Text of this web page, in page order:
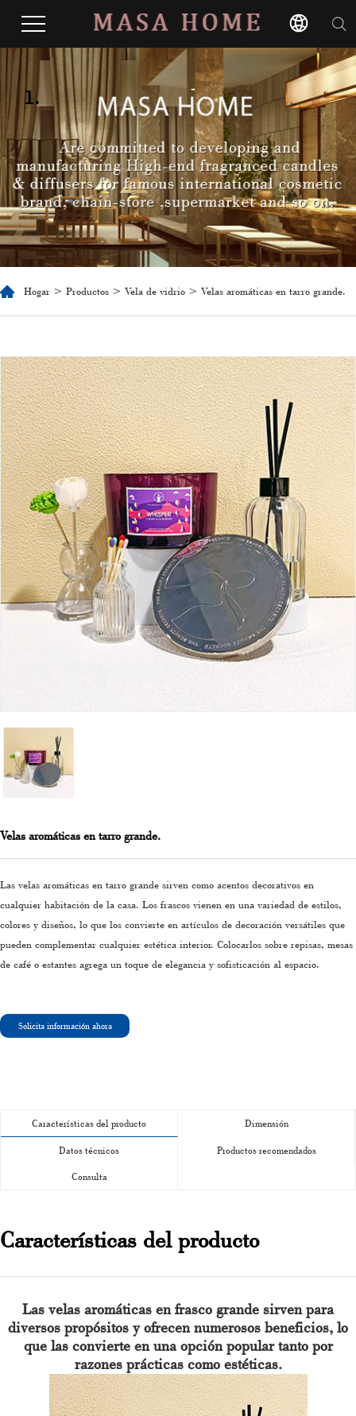
1.
Hogar > Productos > Vela de vidrio > Velas aromáticas en tarro grande.
Velas aromáticas en tarro grande.
Las velas aromáticas en tarro grande sirven como acentos decorativos en
cualquier habitación de la casa. Los frascos vienen en una variedad de estilos,
colores y diseños, lo que los convierte en artículos de decoración versátiles que
pueden complementar cualquier estética interior. Colocarlos sobre repisas, mesas
de café o estantes agrega un toque de elegancia y sofisticación al espacio.
Solicita información ahora
Características del producto Dimensión
Datos técnicos Productos recomendados
Consulta
Características del producto
Las velas aromáticas en frasco grande sirven para
diversos propósitos y ofrecen numerosos beneficios, lo
que las convierte en una opción popular tanto por
razones prácticas como estéticas.